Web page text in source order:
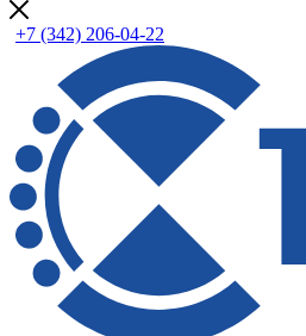
+7 (342) 206-04-22